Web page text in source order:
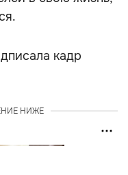
кадр
НИЖЕ